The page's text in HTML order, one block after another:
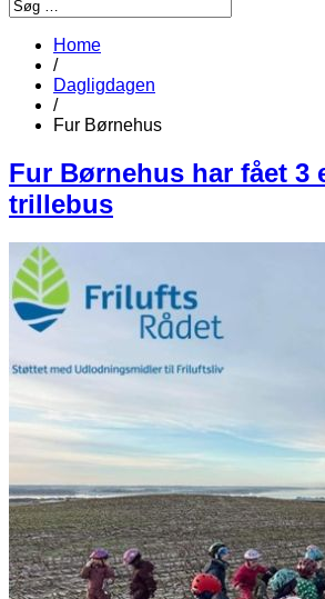
Home
/
Dagligdagen
/
Fur Børnehus
Fur Børnehus har fået 3
trillebus